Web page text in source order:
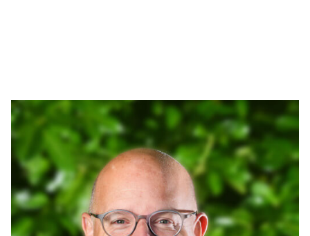
Arthur Lankhuizen
06 551 184 60
arthur@lucvastgoed.nl
Contact opnemen